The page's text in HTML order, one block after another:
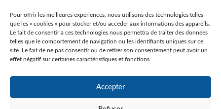
Pour offrir les meilleures expériences, nous utilisons des technologies telles
que les « cookies » pour stocker et/ou accéder aux informations des appareils.
Le fait de consentir à ces technologies nous permettra de traiter des données
telles que le comportement de navigation ou les identifiants uniques sur ce
site. Le fait de ne pas consentir ou de retirer son consentement peut avoir un
effet négatif sur certaines caractéristiques et fonctions.
Accepter